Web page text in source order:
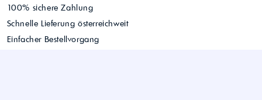
100% sichere Zahlung
Schnelle Lieferung österreichweit
Einfacher Bestellvorgang